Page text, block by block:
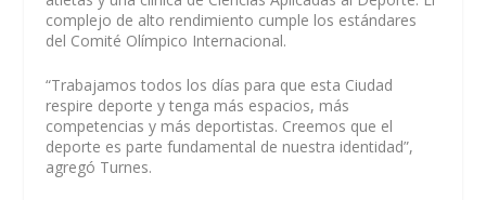
complejo de alto rendimiento cumple los estándares
del Comité Olímpico Internacional.
“Trabajamos todos los días para que esta Ciudad
respire deporte y tenga más espacios, más
competencias y más deportistas. Creemos que el
deporte es parte fundamental de nuestra identidad”,
agregó Turnes.